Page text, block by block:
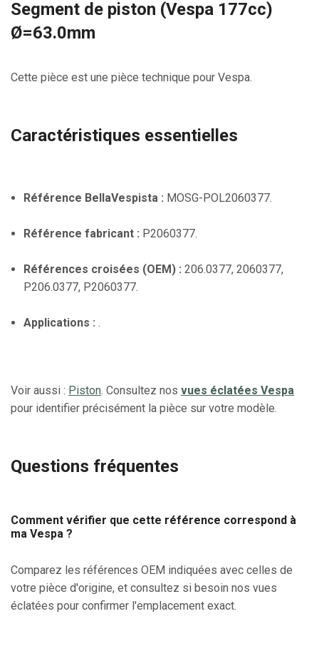
Segment de piston (Vespa 177cc)
Ø=63.0mm
Cette pièce est une pièce technique pour Vespa.
Caractéristiques essentielles
Référence BellaVespista : MOSG-POL2060377.
Référence fabricant : P2060377.
Références croisées (OEM) : 206.0377, 2060377,
P206.0377, P2060377.
Applications : .
Voir aussi : Piston. Consultez nos vues éclatées Vespa
pour identifier précisément la pièce sur votre modèle.
Questions fréquentes
Comment vérifier que cette référence correspond à
ma Vespa ?
Comparez les références OEM indiquées avec celles de
votre pièce d'origine, et consultez si besoin nos vues
éclatées pour confirmer l'emplacement exact.